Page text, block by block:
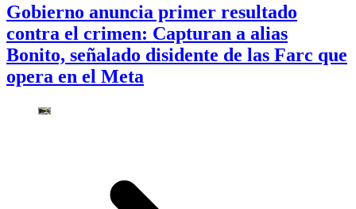
Gobierno anuncia primer resultado
contra el crimen: Capturan a alias
Bonito, señalado disidente de las Farc que
opera en el Meta